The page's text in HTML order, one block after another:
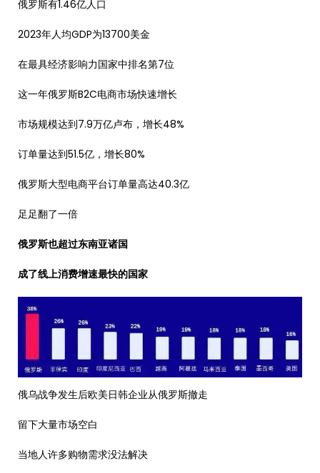
俄罗斯有1.46亿人口
2023年人均GDP为13700美金
在最具经济影响力国家中排名第7位
这一年俄罗斯B2C电商市场快速增长
市场规模达到7.9万亿卢布，增长48%
订单量达到51.5亿，增长80%
俄罗斯大型电商平台订单量高达40.3亿
足足翻了一倍
俄罗斯也超过东南亚诸国
成了线上消费增速最快的国家
俄乌战争发生后欧美日韩企业从俄罗斯撤走
留下大量市场空白
当地人许多购物需求没法解决